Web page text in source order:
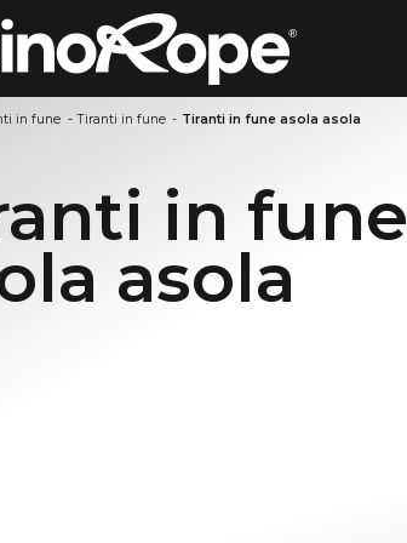
in fune - Tiranti in fune - Tiranti in fune asola asola
in fune
asola